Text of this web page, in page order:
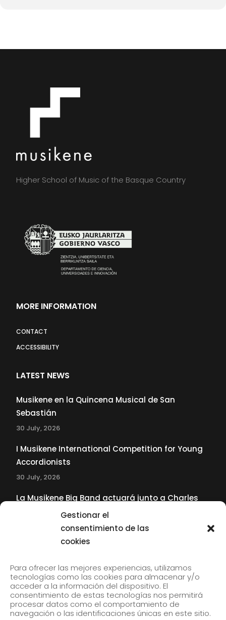
Gestionar el
consentimiento de las
cookies
Para ofrecer las mejores experiencias, utilizamos
tecnologías como las cookies para almacenar y/o
acceder a la información del dispositivo. El
consentimiento de estas tecnologías nos permitirá
procesar datos como el comportamiento de
navegación o las identificaciones únicas en este sitio.
Higher School of Music of the Basque Country
MORE INFORMATION
CONTACT
ACCESSIBILITY
LATEST NEWS
Musikene en la Quincena Musical de San
Sebastián
30 July, 2026
I Musikene International Competition for Young
Accordionists
30 July, 2026
La Musikene Big Band actuará junto a Charles
Tolliver en el 61 Jazzaldia
Subscribe to our newsletter to receive our news by
email.